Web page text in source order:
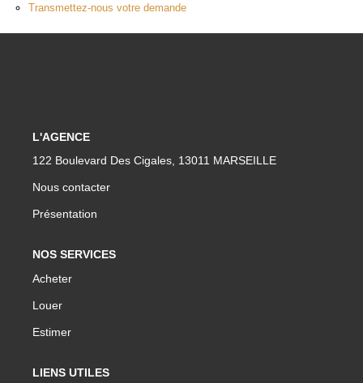
Transmettez-nous votre demande
L'AGENCE
122 Boulevard Des Cigales, 13011 MARSEILLE
Nous contacter
Présentation
NOS SERVICES
Acheter
Louer
Estimer
LIENS UTILES